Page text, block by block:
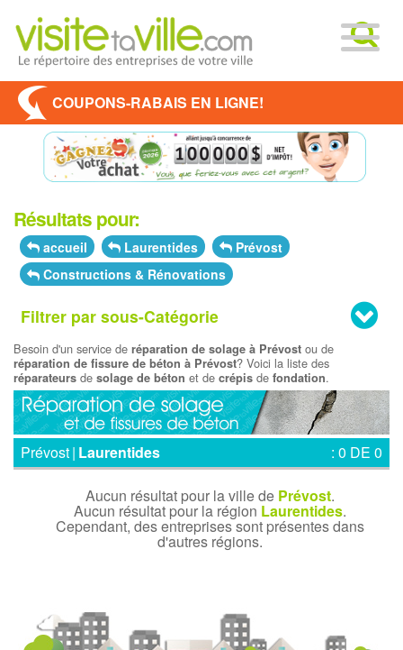
COUPONS-RABAIS EN LIGNE!
Résultats pour:
accueil Laurentides
Prévost
Constructions & Rénovations
Filtrer par sous-Catégorie
Besoin d'un service de réparation de solage à Prévost ou de
réparation de fissure de béton à Prévost? Voici la liste des
réparateurs de solage de béton et de crépis de fondation.
Prévost| Laurentides : 0 DE 0
Aucun résultat pour la ville de Prévost.
Aucun résultat pour la région Laurentides.
Cependant, des entreprises sont présentes dans
d'autres régions.